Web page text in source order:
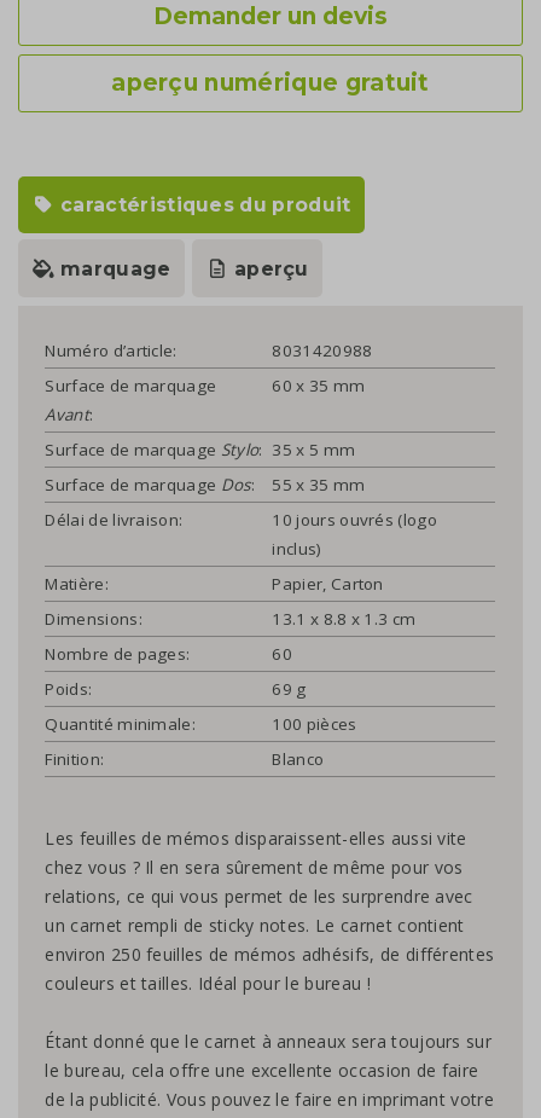
Demander un devis
aperçu numérique gratuit
caractéristiques du produit
marquage aperçu
Numéro d’article:
8031420988
Surface de marquage
Avant:
60 x 35 mm
Surface de marquage Stylo: 35 x 5 mm
Surface de marquage Dos:
55 x 35 mm
Délai de livraison:
10 jours ouvrés (logo
inclus)
Matière:
Papier, Carton
Dimensions:
13.1 x 8.8 x 1.3 cm
Nombre de pages:
60
Poids:
69 g
Quantité minimale:
100 pièces
Finition:
Blanco
Les feuilles de mémos disparaissent-elles aussi vite
chez vous ? Il en sera sûrement de même pour vos
relations, ce qui vous permet de les surprendre avec
un carnet rempli de sticky notes. Le carnet contient
environ 250 feuilles de mémos adhésifs, de différentes
couleurs et tailles. Idéal pour le bureau !
Étant donné que le carnet à anneaux sera toujours sur
le bureau, cela offre une excellente occasion de faire
de la publicité. Vous pouvez le faire en imprimant votre